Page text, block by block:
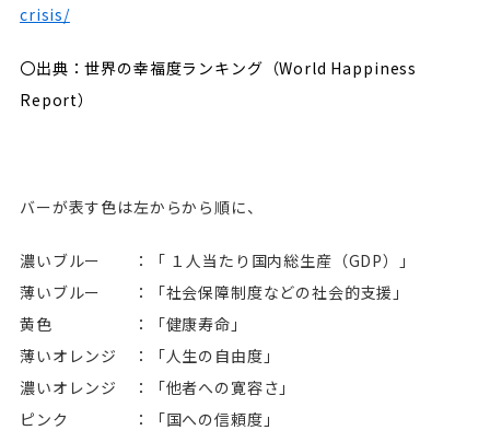
crisis/
〇出典：世界の幸福度ランキング（World Happiness
Report）
バーが表す色は左からから順に、
濃いブルー ：「 １人当たり国内総生産（GDP）」
薄いブルー ：「社会保障制度などの社会的支援」
黄色 ：「健康寿命」
薄いオレンジ ：「人生の自由度」
濃いオレンジ ：「他者への寛容さ」
ピンク ：「国への信頼度」